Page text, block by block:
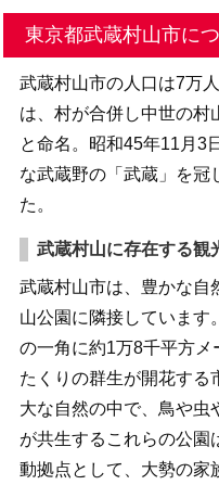
東京都武蔵村山市に
武蔵村山市の人口は7万
は、村が合併し中世の村
と命名。昭和45年11月3
な武蔵野の「武蔵」を冠
た。
武蔵村山に存在する観
武蔵村山市は、豊かな自
山公園に隣接しています
の一角に約1万8千平方
たくりの群生が開花する
大な自然の中で、鳥や虫
が共生するこれらの公園
動拠点として、大勢の家